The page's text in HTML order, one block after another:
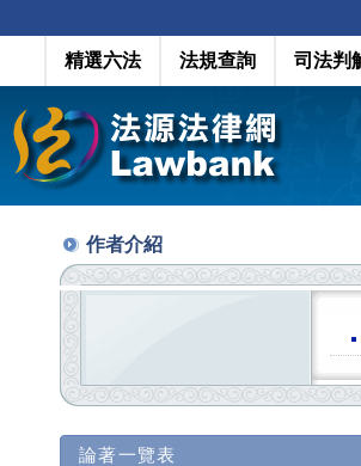
精選六法 法規查詢 司法判
作者介紹
論著一覽表